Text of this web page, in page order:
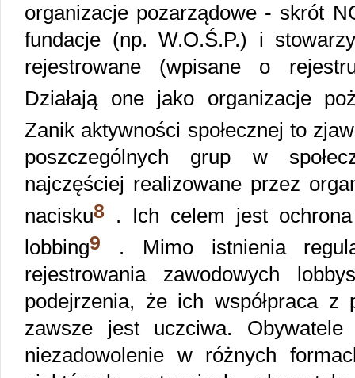
organizacje pozarządowe - skrót
fundacje (np. W.O.Ś.P.) i
rejestrowane (wpisane o
Działają one jako organizacje
Zanik aktywności społecznej to
poszczególnych grup w
najczęściej realizowane przez
nacisku8 . Ich celem jest
lobbing9 . Mimo istnienia
rejestrowania zawodowych
podejrzenia, że ich współpraca
zawsze jest uczciwa.
niezadowolenie w różnych